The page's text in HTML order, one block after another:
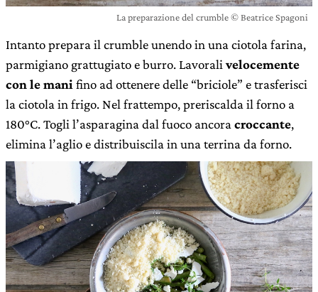
La preparazione del crumble © Beatrice Spagoni
Intanto prepara il crumble unendo in una ciotola farina,
parmigiano grattugiato e burro. Lavoralivelocemente
con le manifino ad ottenere delle “briciole” e trasferisci
la ciotola in frigo. Nel frattempo, preriscalda il forno a
180°C. Togli l’asparagina dal fuoco ancoracroccante,
elimina l’aglio e distribuiscila in una terrina da forno.